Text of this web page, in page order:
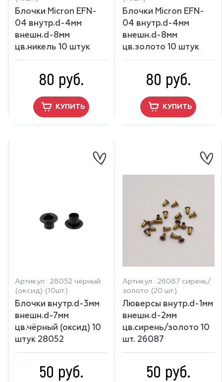
Блочки Micron EFN-
04 внутр.d-4мм
внешн.d-8мм
цв.никель 10 штук
80 руб.
КУПИТЬ
Блочки Micron EFN-
04 внутр.d-4мм
внешн.d-8мм
цв.золото 10 штук
80 руб.
КУПИТЬ
Артикул : 28052 чёрный
(оксид) (10шт.)
Блочки внутр.d-3мм
внешн.d-7мм
цв.чёрный (оксид) 10
штук 28052
50 руб.
Артикул : 26087 сирень/
золото (20 шт.)
Люверсы внутр.d-1мм
внешн.d-2мм
цв.сирень/золото 10
шт. 26087
50 руб.